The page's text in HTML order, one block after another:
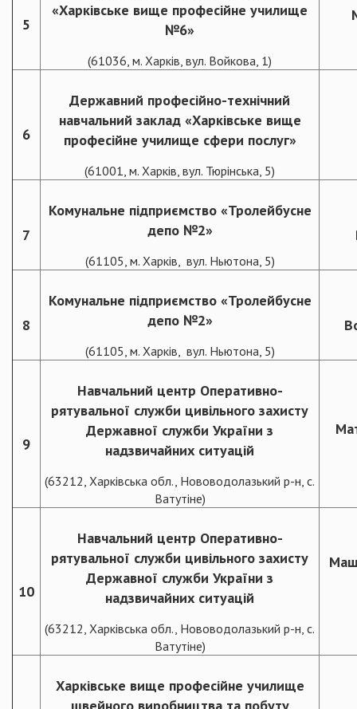
5
«Харківське вище професійне училище
№6»
(61036, м. Харків, вул. Войкова, 1)
6
Державний професійно-технічний
навчальний заклад «Харківське вище
професійне училище сфери послуг»
(61001, м. Харків, вул. Тюрінська, 5)
7
Комунальне підприємство «Тролейбусне
депо №2»
(61105, м. Харків, вул. Ньютона, 5)
8
Комунальне підприємство «Тролейбусне
депо №2»
(61105, м. Харків, вул. Ньютона, 5)
9
Навчальний центр Оперативно-
рятувальної служби цивільного захисту
Державної служби України з
надзвичайних ситуацій
(63212, Харківська обл., Нововодолазький р-н, с.
Ватутіне)
10
Навчальний центр Оперативно-
рятувальної служби цивільного захисту
Державної служби України з
надзвичайних ситуацій
(63212, Харківська обл., Нововодолазький р-н, с.
Ватутіне)
Харківське вище професійне училище